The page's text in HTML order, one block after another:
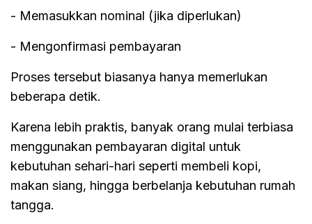
- Memasukkan nominal (jika diperlukan)
- Mengonfirmasi pembayaran
Proses tersebut biasanya hanya memerlukan
beberapa detik.
Karena lebih praktis, banyak orang mulai terbiasa
menggunakan pembayaran digital untuk
kebutuhan sehari-hari seperti membeli kopi,
makan siang, hingga berbelanja kebutuhan rumah
tangga.